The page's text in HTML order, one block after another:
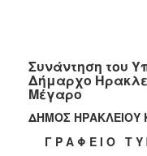
2022
2021
2020
2019
Συνάντηση του
Δήμαρχο
Μέγαρο
ΔΗΜΟΣ ΗΡΑΚΛΕΙΟΥ
Γ Ρ Α Φ Ε Ι Ο Τ Υ